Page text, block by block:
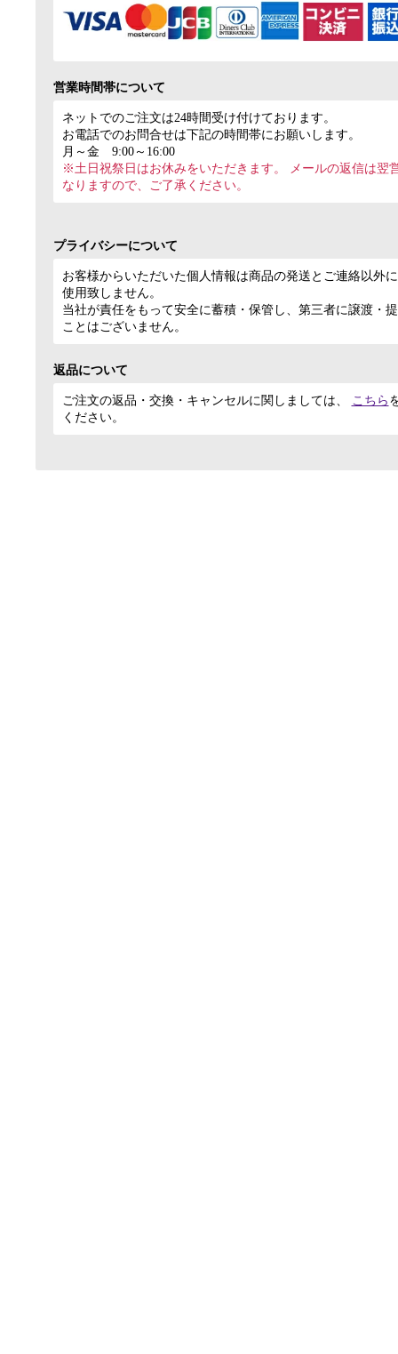
営業時間帯について
ネットでのご注文は24時間受け付けております。
お電話でのお問合せは下記の時間帯にお願いします。
月～金 9:00～16:00
※土日祝祭日はお休みをいただきます。 メールの返信は翌
なりますので、ご了承ください。
プライバシーについて
お客様からいただいた個人情報は商品の発送とご連絡以外
使用致しません。
当社が責任をもって安全に蓄積・保管し、第三者に譲渡・
ことはございません。
返品について
ご注文の返品・交換・キャンセルに関しましては、 こちら
ください。